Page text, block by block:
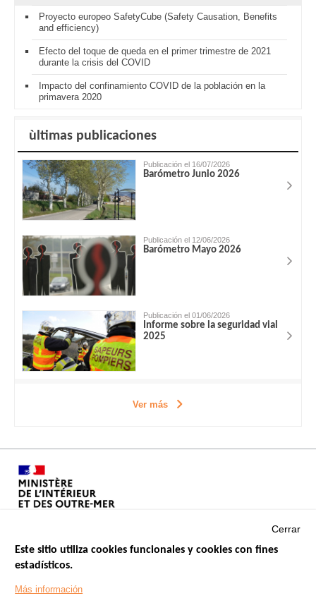
Proyecto europeo SafetyCube (Safety Causation, Benefits
and efficiency)
Efecto del toque de queda en el primer trimestre de 2021
durante la crisis del COVID
Impacto del confinamiento COVID de la población en la
primavera 2020
ùltimas publicaciones
Publicación el 16/07/2026
Barómetro Junio 2026
Publicación el 12/06/2026
Barómetro Mayo 2026
Publicación el 01/06/2026
Informe sobre la seguridad vial
2025
Ver más
Footer
Cerrar
Este sitio utiliza cookies funcionales y cookies con fines
estadísticos.
Más información